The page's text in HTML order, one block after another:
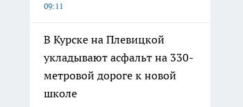
09:11
В Курске на Плевицкой
укладывают асфальт на 330-
метровой дороге к новой
школе